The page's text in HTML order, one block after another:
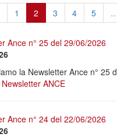
1 2 3 4 5
Ance n° 25 del 29/06/2026
la Newsletter Ance n° 25
Newsletter ANCE
Ance n° 24 del 22/06/2026